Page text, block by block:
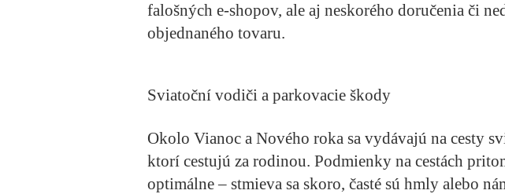
falošných e-shopov, ale aj neskorého doručenia či
objednaného tovaru.
Sviatoční vodiči a parkovacie škody
Okolo Vianoc a Nového roka sa vydávajú na cesty
ktorí cestujú za rodinou. Podmienky na cestách
optimálne – stmieva sa skoro, časté sú hmly alebo